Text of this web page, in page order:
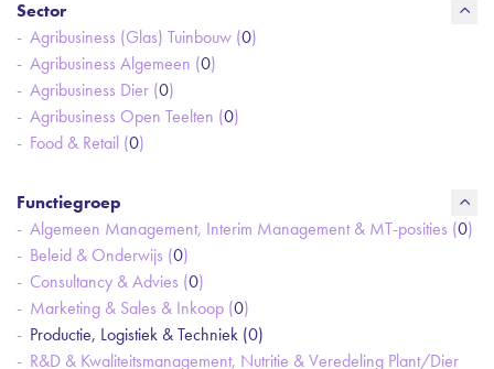
Sector
Agribusiness (Glas) Tuinbouw (0)
Agribusiness Algemeen (0)
Agribusiness Dier (0)
Agribusiness Open Teelten (0)
Food & Retail (0)
Functiegroep
Algemeen Management, Interim Management & MT-posities (0)
Beleid & Onderwijs (0)
Consultancy & Advies (0)
Marketing & Sales & Inkoop (0)
Productie, Logistiek & Techniek (0)
R&D & Kwaliteitsmanagement, Nutritie & Veredeling Plant/Dier